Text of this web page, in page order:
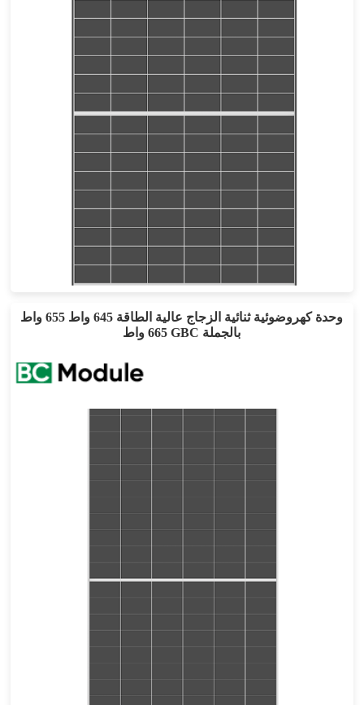
465-485 واط
القوة القصوى: 24.3%
وحدة كهروضوئية ثنائية الزجاج عالية الطاقة 645 واط 655 واط
665 واط GBC بالجملة